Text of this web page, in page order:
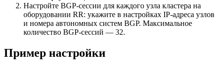
Настройте BGP-сессии для каждого узла кластера на
оборудовании RR: укажите в настройках IP-адреса узлов
и номера автономных систем BGP. Максимальное
количество BGP-сессий — 32.
Пример настройки